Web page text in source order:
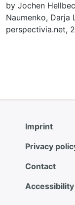
by Jochen
Naumenko, Darja
perspectivia.net,
Imprint
Privacy
Contact
Accessibility